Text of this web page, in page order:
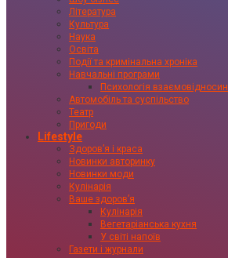
Література
Культура
Наука
Освіта
Події та кримінальна хроніка
Навчальні програми
Психологія взаємовідносин
Автомобіль та суспільство
Театр
Пригоди
Lifestyle
Здоровʼя і краса
Новинки авторинку
Новинки моди
Кулінарія
Ваше здоровʼя
Кулінарія
Вегетаріанська кухня
У світі напоїв
Газети і журнали